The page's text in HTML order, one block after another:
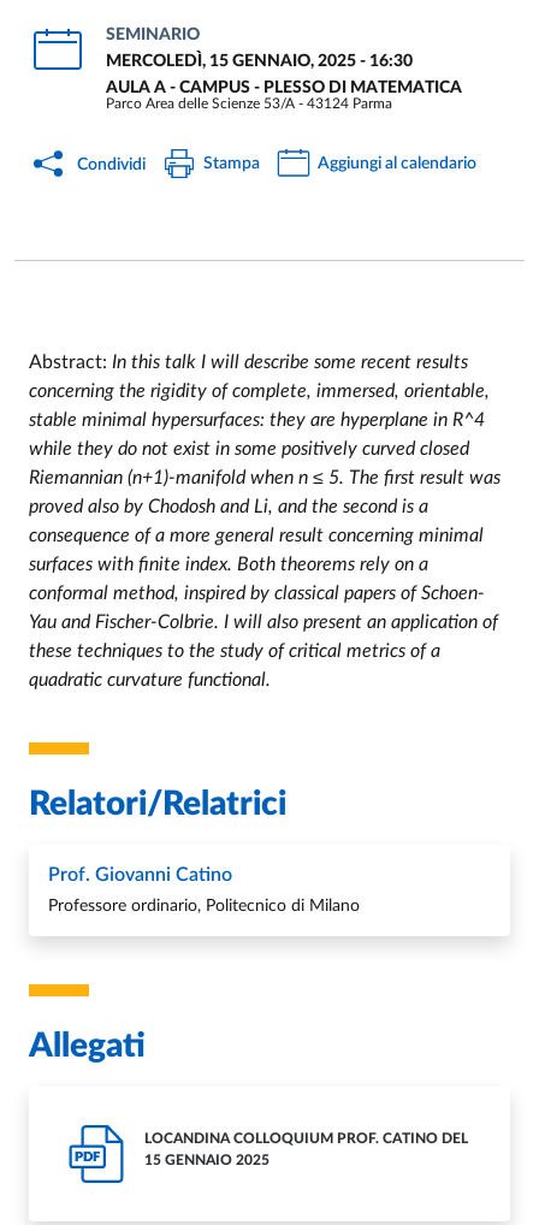
SEMINARIO
MERCOLEDÌ, 15 GENNAIO, 2025 - 16:30
AULA A - CAMPUS - PLESSO DI MATEMATICA
Parco Area delle Scienze 53/A - 43124 Parma
Condividi Stampa Aggiungi al calendario
Event description
Abstract: In this talk I will describe some recent results
concerning the rigidity of complete, immersed, orientable,
stable minimal hypersurfaces: they are hyperplane in R^4
while they do not exist in some positively curved closed
Riemannian (n+1)-manifold when n ≤ 5. The first result was
proved also by Chodosh and Li, and the second is a
consequence of a more general result concerning minimal
surfaces with finite index. Both theorems rely on a
conformal method, inspired by classical papers of Schoen-
Yau and Fischer-Colbrie. I will also present an application of
these techniques to the study of critical metrics of a
quadratic curvature functional.
Relatori/Relatrici
Prof. Giovanni Catino
Professore ordinario, Politecnico di Milano
Allegati
PDF
LOCANDINA COLLOQUIUM PROF. CATINO DEL
15 GENNAIO 2025